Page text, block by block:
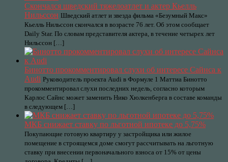
Скончался шведский тяжелоатлет и актер Кьелль
Нильссон Шведский атлет и звезда фильма «Безумный Макс»
Кьелль Нильссон скончался в возрасте 76 лет. Об этом сообщает
Daily Star. По словам представителя актера, в течение четырех лет
Нильссон […]
Бинотто прокомментировал слухи об интересе Сайнса к
Audi Руководитель проекта Audi в Формуле 1 Маттиа Бинотто
прокомментировал слухи последних недель, согласно которым
Карлос Сайнс может заменить Нико Хюлкенберга в составе команды
в следующем […]
МКБ снижает ставку по льготной ипотеке до 5,75%
Покупающие готовую квартиру у застройщика или жилое
помещение в строящемся доме смогут рассчитывать на льготную
ставку при внесении первоначального взноса от 15% от цены